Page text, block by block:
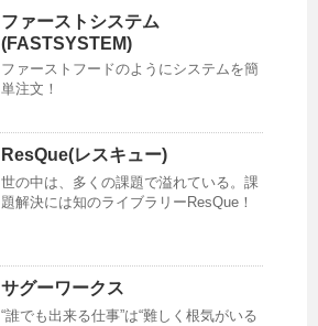
ファーストシステム
(FASTSYSTEM)
ファーストフードのようにシステムを簡
単注文！
ResQue(レスキュー)
世の中は、多くの課題で溢れている。課
題解決には知のライブラリーResQue！
サグーワークス
“誰でも出来る仕事”は“難しく根気がいる